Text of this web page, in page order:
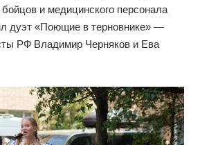
и медицинского персонала
дуэт «Поющие в терновнике» —
РФ Владимир Черняков и Ева